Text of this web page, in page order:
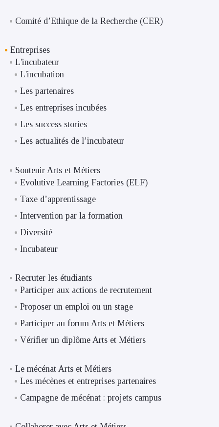
Comité d’Ethique de la Recherche (CER)
Entreprises
L'incubateur
L'incubation
Les partenaires
Les entreprises incubées
Les success stories
Les actualités de l’incubateur
Soutenir Arts et Métiers
Evolutive Learning Factories (ELF)
Taxe d’apprentissage
Intervention par la formation
Diversité
Incubateur
Recruter les étudiants
Participer aux actions de recrutement
Proposer un emploi ou un stage
Participer au forum Arts et Métiers
Vérifier un diplôme Arts et Métiers
Le mécénat Arts et Métiers
Les mécènes et entreprises partenaires
Campagne de mécénat : projets campus